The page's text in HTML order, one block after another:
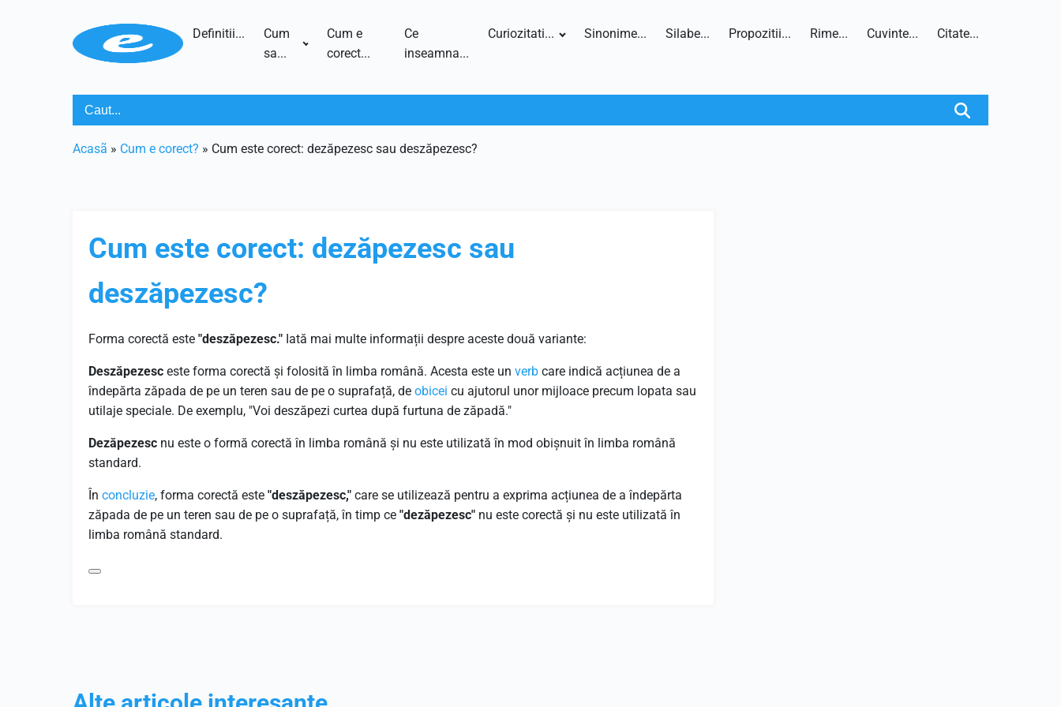
Definitii...
Cum
sa...
Cum e
corect...
Ce
inseamna...
Curiozitati... Sinonime... Silabe... Propozitii... Rime... Cuvinte... Citate...
Acasã » Cum e corect? » Cum este corect: dezăpezesc sau deszăpezesc?
Cum este corect: dezăpezesc sau
deszăpezesc?
Forma corectă este "deszăpezesc." Iată mai multe informații despre aceste două variante:
Deszăpezesc este forma corectă și folosită în limba română. Acesta este un verb care indică acțiunea de a
îndepărta zăpada de pe un teren sau de pe o suprafață, de obicei cu ajutorul unor mijloace precum lopata sau
utilaje speciale. De exemplu, "Voi deszăpezi curtea după furtuna de zăpadă."
Dezăpezesc nu este o formă corectă în limba română și nu este utilizată în mod obișnuit în limba română
standard.
În concluzie, forma corectă este "deszăpezesc," care se utilizează pentru a exprima acțiunea de a îndepărta
zăpada de pe un teren sau de pe o suprafață, în timp ce "dezăpezesc" nu este corectă și nu este utilizată în
limba română standard.